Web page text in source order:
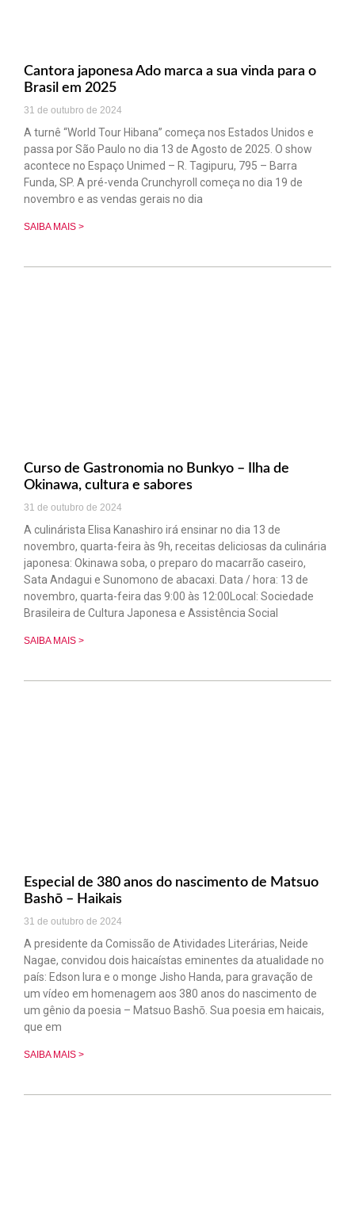
Cantora japonesa Ado marca a sua vinda para o
Brasil em 2025
31 de outubro de 2024
A turnê “World Tour Hibana” começa nos Estados Unidos e
passa por São Paulo no dia 13 de Agosto de 2025. O show
acontece no Espaço Unimed – R. Tagipuru, 795 – Barra
Funda, SP. A pré-venda Crunchyroll começa no dia 19 de
novembro e as vendas gerais no dia
SAIBA MAIS >
Curso de Gastronomia no Bunkyo – Ilha de
Okinawa, cultura e sabores
31 de outubro de 2024
A culinárista Elisa Kanashiro irá ensinar no dia 13 de
novembro, quarta-feira às 9h, receitas deliciosas da culinária
japonesa: Okinawa soba, o preparo do macarrão caseiro,
Sata Andagui e Sunomono de abacaxi. Data / hora: 13 de
novembro, quarta-feira das 9:00 às 12:00Local: Sociedade
Brasileira de Cultura Japonesa e Assistência Social
SAIBA MAIS >
Especial de 380 anos do nascimento de Matsuo
Bashō – Haikais
31 de outubro de 2024
A presidente da Comissão de Atividades Literárias, Neide
Nagae, convidou dois haicaístas eminentes da atualidade no
país: Edson Iura e o monge Jisho Handa, para gravação de
um vídeo em homenagem aos 380 anos do nascimento de
um gênio da poesia – Matsuo Bashō. Sua poesia em haicais,
que em
SAIBA MAIS >